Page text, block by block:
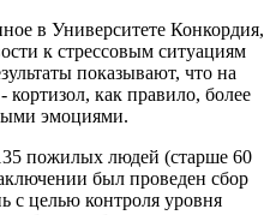
в Университете Конкордия,
к стрессовым ситуациям
показывают, что на
кортизол, как правило, более
эмоциями.
пожилых людей (старше 60
был проведен сбор
с целью контроля уровня